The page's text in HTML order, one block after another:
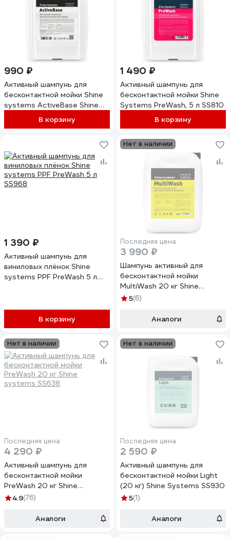
990 ₽
Активный шампунь для
бесконтактной мойки Shine
systems ActiveBase Shine
Systems, 5 л SS748
В корзину
1 490 ₽
Активный шампунь для
бесконтактной мойки Shine
Systems PreWash, 5 л SS810
В корзину
1 390 ₽
Активный шампунь для
виниловых плёнок Shine
systems PPF PreWash 5 л
В корзину
Нет в наличии
Последняя цена
3 990 ₽
Шампунь активный для
бесконтактной мойки
MultiWash 20 кг Shine
systems SS742
5(6)
Аналоги
Нет в наличии
Последняя цена
4 290 ₽
Активный шампунь для
бесконтактной мойки
PreWash 20 кг Shine
systems SS638
4.9(76)
Аналоги
Нет в наличии
Последняя цена
2 590 ₽
Активный шампунь для
бесконтактной мойки Light
(20 кг) Shine Systems SS930
5(1)
Аналоги